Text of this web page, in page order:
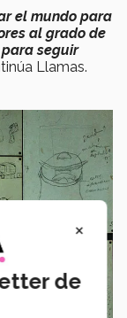
el mundo para
al grado de
seguir
Llamas.
×
de